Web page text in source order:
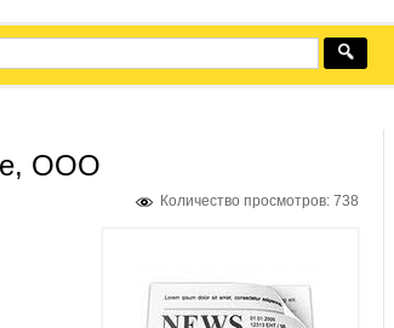
ООО
Количество просмотров: 738